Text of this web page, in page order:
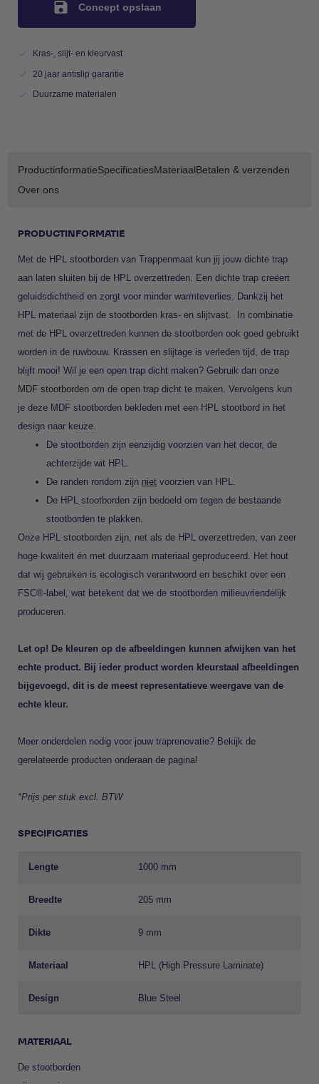
Concept opslaan
Kras-, slijt- en kleurvast
20 jaar antislip garantie
Duurzame materialen
ProductinformatieSpecificatiesMateriaalBetalen & verzenden
Over ons
PRODUCTINFORMATIE
Met de HPL stootborden van Trappenmaat kun jij jouw dichte trap
aan laten sluiten bij de HPL overzettreden. Een dichte trap creëert
geluidsdichtheid en zorgt voor minder warmteverlies. Dankzij het
HPL materiaal zijn de stootborden kras- en slijtvast. In combinatie
met de HPL overzettreden kunnen de stootborden ook goed gebruikt
worden in de ruwbouw. Krassen en slijtage is verleden tijd, de trap
blijft mooi! Wil je een open trap dicht maken? Gebruik dan onze
MDF stootborden om de open trap dicht te maken. Vervolgens kun
je deze MDF stootborden bekleden met een HPL stootbord in het
design naar keuze.
De stootborden zijn eenzijdig voorzien van het decor, de
achterzijde wit HPL.
De randen rondom zijn niet voorzien van HPL.
De HPL stootborden zijn bedoeld om tegen de bestaande
stootborden te plakken.
Onze HPL stootborden zijn, net als de HPL overzettreden, van zeer
hoge kwaliteit én met duurzaam materiaal geproduceerd. Het hout
dat wij gebruiken is ecologisch verantwoord en beschikt over een
FSC®-label, wat betekent dat we de stootborden milieuvriendelijk
produceren.
Let op! De kleuren op de afbeeldingen kunnen afwijken van het
echte product. Bij ieder product worden kleurstaal afbeeldingen
bijgevoegd, dit is de meest representatieve weergave van de
echte kleur.
Meer onderdelen nodig voor jouw traprenovatie? Bekijk de
gerelateerde producten onderaan de pagina!
*Prijs per stuk excl. BTW
SPECIFICATIES
Lengte 1000 mm
Breedte 205 mm
Dikte 9 mm
Materiaal HPL (High Pressure Laminate)
Design Blue Steel
MATERIAAL
De stootborden